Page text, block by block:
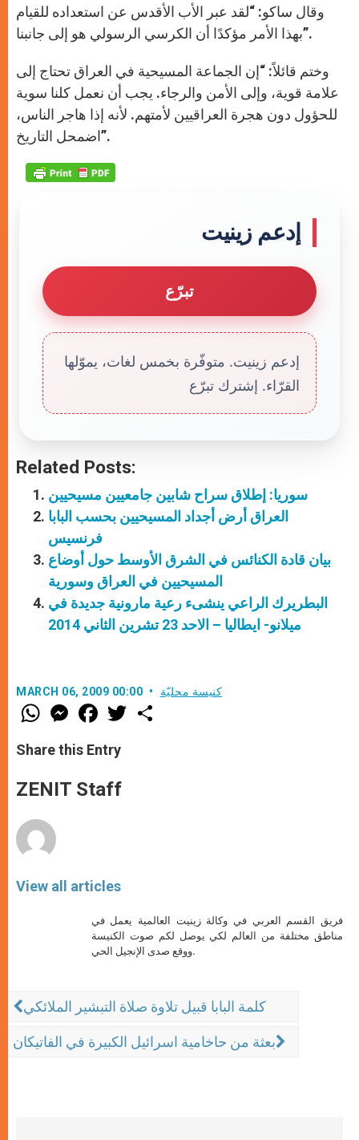
وقال ساكو: “لقد عبر الأب الأقدس عن استعداده للقيام
بهذا الأمر مؤكدًا أن الكرسي الرسولي هو إلى جانبنا”.
وختم قائلاً: “إن الجماعة المسيحية في العراق تحتاج إلى
علامة قوية، وإلى الأمن والرجاء. يجب أن نعمل كلنا سوية
للحؤول دون هجرة العراقيين لأمتهم. لأنه إذا هاجر الناس،
اضمحل التاريخ”.
إدعم زينيت
تبرّع
إدعم زينيت. متوفّرة بخمس لغات، يموّلها
القرّاء. إشترك تبرّع
Related Posts:
سوريا: إطلاق سراح شابين جامعيين مسيحيين
العراق أرض أجداد المسيحيين بحسب البابا
فرنسيس
بيان قادة الكنائس في الشرق الأوسط حول أوضاع
المسيحيين في العراق وسورية
البطريرك الراعي ينشىء رعية مارونية جديدة في
ميلانو- ايطاليا – الاحد 23 تشرين الثاني 2014
MARCH 06, 2009 00:00 كنيسة محليّة
W
h
t
s
p
p
M
e
s
e
g
e
F
a
e
b
o
k
w
Share this Entry
ZENIT Staff
View all articles
فريق القسم العربي في وكالة زينيت العالمية يعمل في
مناطق مختلفة من العالم لكي يوصل لكم صوت الكنيسة
ووقع صدى الإنجيل الحي.
كلمة البابا قبيل تلاوة صلاة التبشير الملائكي
بعثة من حاخامية اسرائيل الكبيرة في الفاتيكان